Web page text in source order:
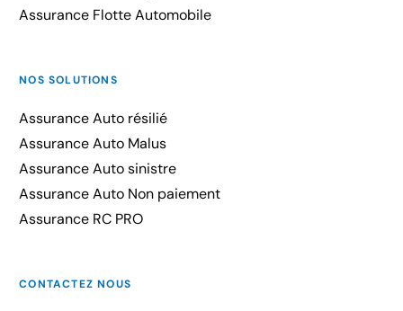
Assurance Flotte Automobile
NOS SOLUTIONS
Assurance Auto résilié
Assurance Auto Malus
Assurance Auto sinistre
Assurance Auto Non paiement
Assurance RC PRO
CONTACTEZ NOUS